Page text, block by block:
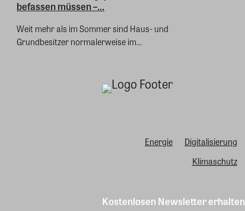
befassen müssen –...
Weit mehr als im Sommer sind Haus- und
Grundbesitzer normalerweise im...
Energie Digitalisierung
Klimaschutz
Kostenlosen Newsletter erhalten